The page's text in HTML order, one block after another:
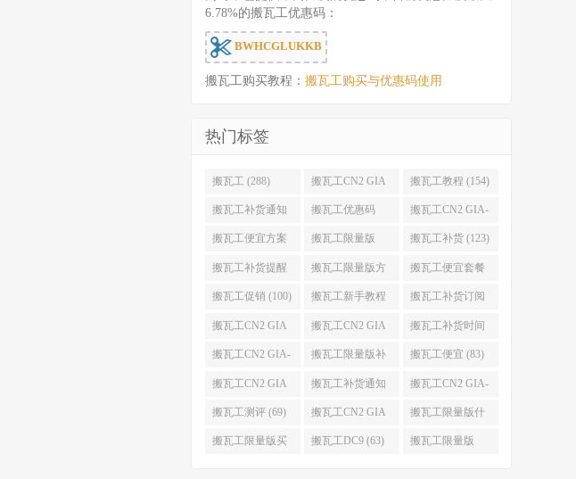
6.78%的搬瓦工优惠码：
BWHCGLUKKB
搬瓦工购买教程： 搬瓦工购买与优惠码使用
热门标签
搬瓦工 (288) 搬瓦工CN2 GIA
(176)
搬瓦工教程 (154)
搬瓦工补货通知
(132)
搬瓦工优惠码
(131)
搬瓦工CN2 GIA-
E (130)
搬瓦工便宜方案
(128)
搬瓦工限量版
(126)
搬瓦工补货 (123)
搬瓦工补货提醒
(106)
搬瓦工限量版方
案 (106)
搬瓦工便宜套餐
(103)
搬瓦工促销 (100) 搬瓦工新手教程
(98)
搬瓦工补货订阅
(98)
搬瓦工CN2 GIA
便宜方案 (92)
搬瓦工CN2 GIA
限量版 (90)
搬瓦工补货时间
(89)
搬瓦工CN2 GIA-
E限量版 (84)
搬瓦工限量版补
货 (84)
搬瓦工便宜 (83)
搬瓦工CN2 GIA
优惠 (82)
搬瓦工补货通知
QQ群 (76)
搬瓦工CN2 GIA-
E便宜套餐 (76)
搬瓦工测评 (69) 搬瓦工CN2 GIA
限量版补货 (67)
搬瓦工限量版什
么时候补货 (67)
搬瓦工限量版买 搬瓦工DC9 (63) 搬瓦工限量版